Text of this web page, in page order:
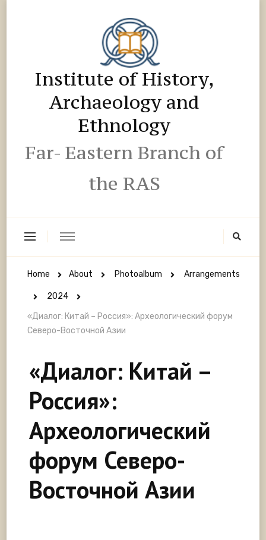
Institute of History,
Archaeology and
Ethnology
Far- Eastern Branch of
the RAS
Home About Photoalbum Arrangements
2024
«Диалог: Китай – Россия»: Археологический форум
Северо-Восточной Азии
«Диалог: Китай –
Россия»:
Археологический
форум Северо-
Восточной Азии